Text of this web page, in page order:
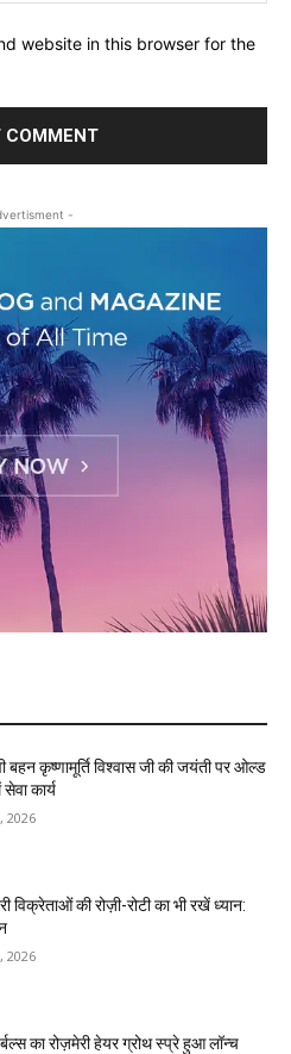
website in this browser for the
-
बहन कृष्णामूर्ति विश्वास जी की जयंती पर ओल्ड
कार्य
2026
विक्रेताओं की रोज़ी-रोटी का भी रखें ध्यान:
2026
का रोज़मेरी हेयर ग्रोथ स्प्रे हुआ लॉन्च